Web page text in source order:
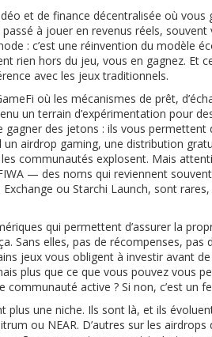
et de finance décentralisée où
à jouer en revenus réels,
: c’est une réinvention du modèle
rien hors du jeu, vous en gagnez. Et
avec les jeux traditionnels.
où les mécanismes de prêt,
un terrain d’expérimentation pour
des jetons : ils vous
un airdrop gaming, une distribution
communautés explosent. Mais
— des noms qui reviennent
ou Starchi Launch, sont
qui permettent d’assurer la
Sans elles, pas de récompenses, pas
jeux vous obligent à investir avant
plus que ce que vous pouvez vous
communauté active ? Si non, c’est un
plus une niche. Ils sont là, et ils
ou NEAR. D’autres sur les